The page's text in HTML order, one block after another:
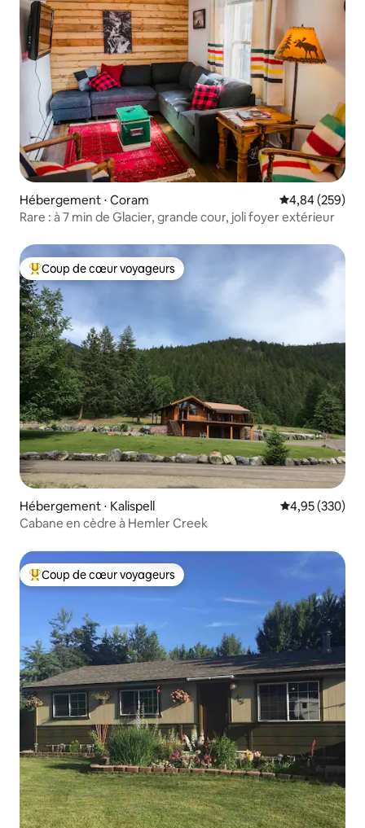
Hébergement ⋅ Coram Évaluation
4,84 (259)
Rare : à 7 min de Glacier, grande cour, joli foyer extérieur
Coups de cœur voyageurs les plus appréciés
Coup de cœur voyageurs
Hébergement ⋅ Kalispell Évaluation
4,95 (330)
Cabane en cèdre à Hemler Creek
Coups de cœur voyageurs les plus appréciés
Coup de cœur voyageurs